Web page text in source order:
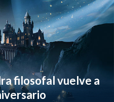
filosofal vuelve a